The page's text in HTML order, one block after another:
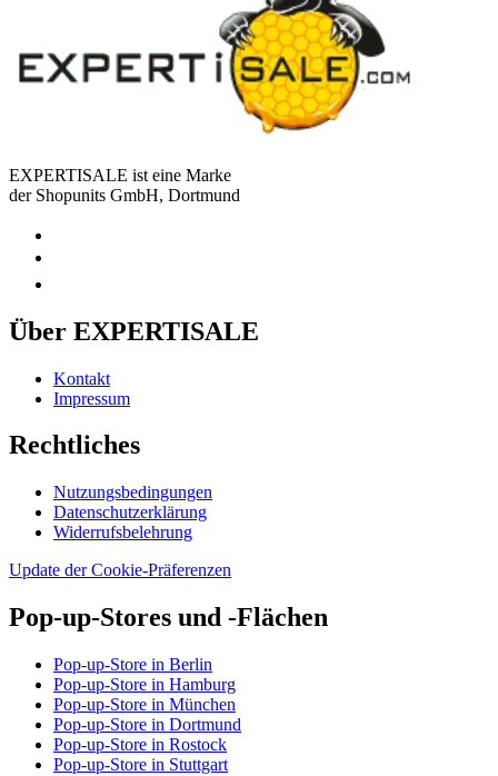
EXPERTISALE ist eine Marke
der Shopunits GmbH, Dortmund
Über EXPERTISALE
Kontakt
Impressum
Rechtliches
Nutzungsbedingungen
Datenschutzerklärung
Widerrufsbelehrung
Update der Cookie-Präferenzen
Pop-up-Stores und -Flächen
Pop-up-Store in Berlin
Pop-up-Store in Hamburg
Pop-up-Store in München
Pop-up-Store in Dortmund
Pop-up-Store in Rostock
Pop-up-Store in Stuttgart